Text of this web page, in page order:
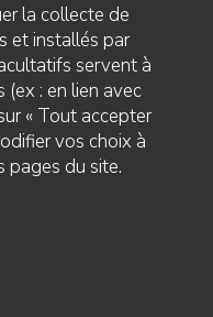
la collecte de
et installés par
servent à
: en lien avec
« Tout accepter
vos choix à
pages du site.
bourlingué,
ce modeste troquet, lui
douée. Qui
euros), enrobés d'une